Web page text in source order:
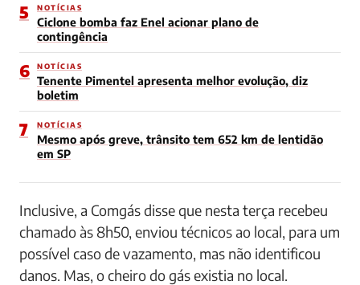
5 NOTÍCIAS
Ciclone bomba faz Enel acionar plano de
contingência
6 NOTÍCIAS
Tenente Pimentel apresenta melhor evolução, diz
boletim
7 NOTÍCIAS
Mesmo após greve, trânsito tem 652 km de lentidão
em SP
Inclusive, a Comgás disse que nesta terça recebeu
chamado às 8h50, enviou técnicos ao local, para um
possível caso de vazamento, mas não identificou
danos. Mas, o cheiro do gás existia no local.